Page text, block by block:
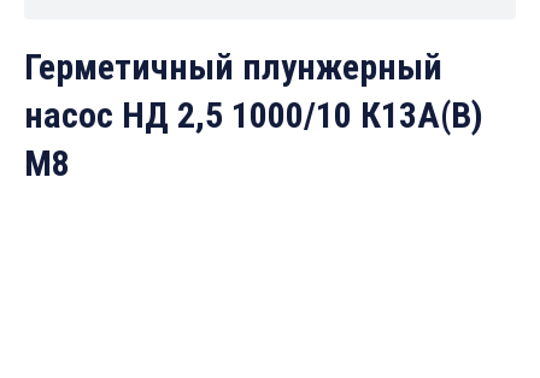
Герметичный плунжерный
насос НД 2,5 1000/10 К13А(В)
М8